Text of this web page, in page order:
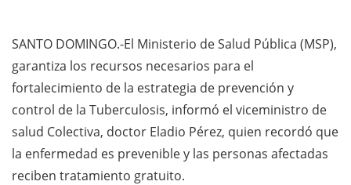
SANTO DOMINGO.-El Ministerio de Salud Pública (MSP),
garantiza los recursos necesarios para el
fortalecimiento de la estrategia de prevención y
control de la Tuberculosis, informó el viceministro de
salud Colectiva, doctor Eladio Pérez, quien recordó que
la enfermedad es prevenible y las personas afectadas
reciben tratamiento gratuito.